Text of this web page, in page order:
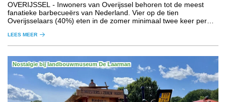
OVERIJSSEL - Inwoners van Overijssel behoren tot de meest
fanatieke barbecueërs van Nederland. Vier op de tien
Overijsselaars (40%) eten in de zomer minimaal twee keer per
LEES MEER
Nostalgie bij landbouwmuseum De Laarman